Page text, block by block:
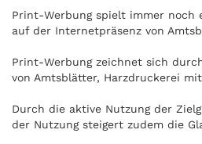
Print-Werbung spielt immer noch
auf der Internetpräsenz von
Print-Werbung zeichnet sich
von Amtsblätter, Harzdruckerei
Durch die aktive Nutzung der
der Nutzung steigert zudem die